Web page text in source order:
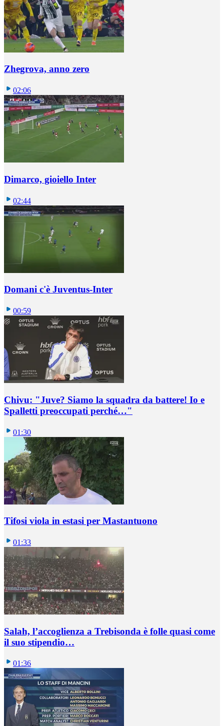
Zhegrova, anno zero
02:06
Dimarco, gioiello Inter
02:44
Domani c'è Juventus-Inter
00:59
Chivu: "Juve? Siamo la squadra da battere! Io e
Spalletti preoccupati perché…"
01:30
Tifosi viola in estasi per Mastantuono
01:33
Salah, l’accoglienza a Trebisonda è folle quasi come
il suo stipendio…
01:36